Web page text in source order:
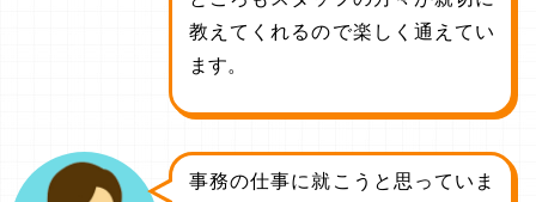
教えてくれるので楽しく通えてい
ます。
事務の仕事に就こうと思っていま